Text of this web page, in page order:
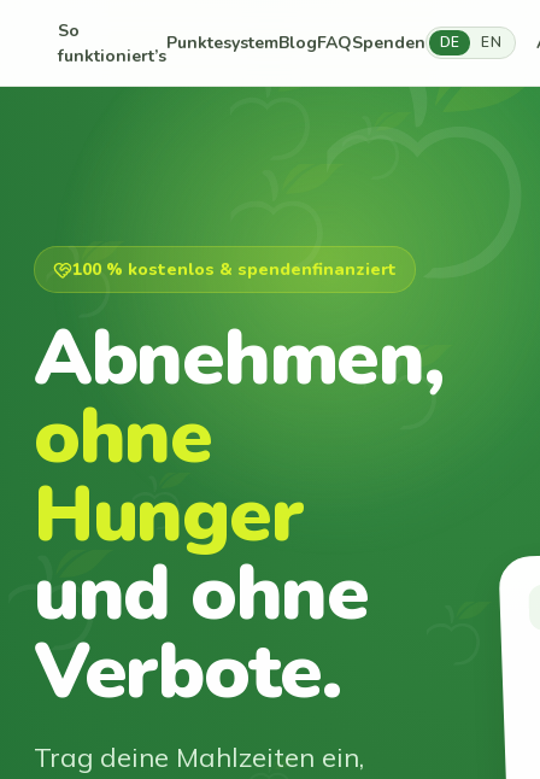
So
funktioniert’s
PunktesystemBlogFAQSpenden DE EN
100 % kostenlos & spendenfinanziert
Abnehmen,
ohne
Hunger
und ohne
Verbote.
Trag deine Mahlzeiten ein,